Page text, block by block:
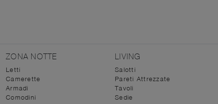
ZONA NOTTE
Letti
Camerette
Armadi
Comodini
LIVING
Salotti
Pareti Attrezzate
Tavoli
Sedie